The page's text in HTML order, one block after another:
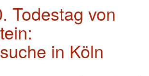
Todestag von
in Köln